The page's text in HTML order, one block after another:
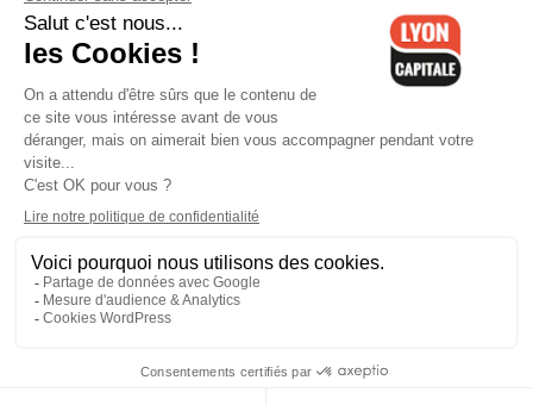
Contactez-nous-Mentions légales-CGV-Politique de
confidentialité-Gestion des cookies
Cedex 06